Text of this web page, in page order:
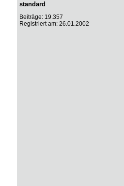
standard
Beiträge: 19.357
Registriert am: 26.01.2002